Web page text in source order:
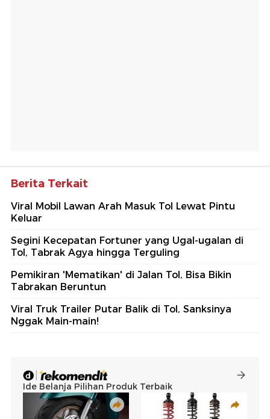
Berita Terkait
Viral Mobil Lawan Arah Masuk Tol Lewat Pintu
Keluar
Segini Kecepatan Fortuner yang Ugal-ugalan di
Tol, Tabrak Agya hingga Terguling
Pemikiran 'Mematikan' di Jalan Tol, Bisa Bikin
Tabrakan Beruntun
Viral Truk Trailer Putar Balik di Tol, Sanksinya
Nggak Main-main!